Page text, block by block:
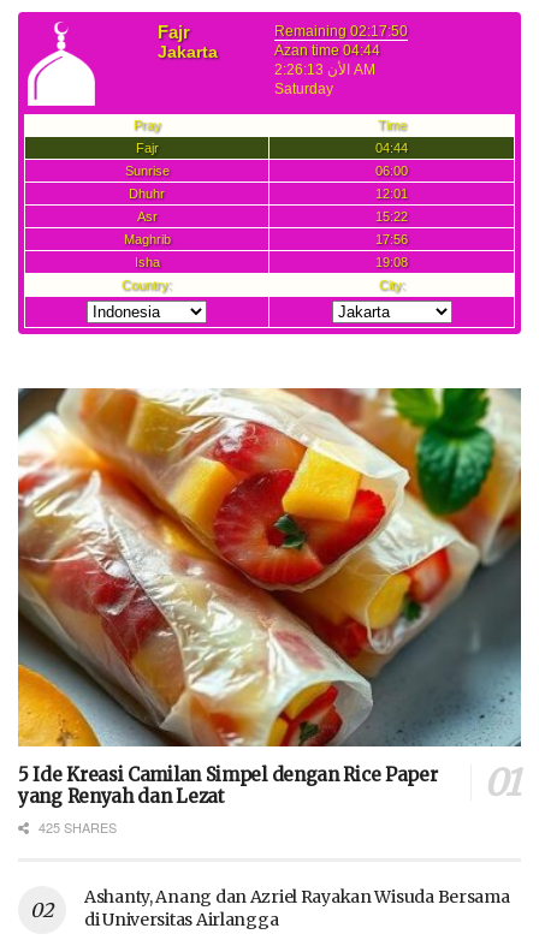
5 Ide Kreasi Camilan Simpel dengan Rice Paper
yang Renyah dan Lezat
425 SHARES
Ashanty, Anang dan Azriel Rayakan Wisuda Bersama
di Universitas Airlangga